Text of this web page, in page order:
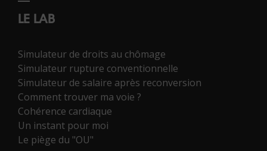
LE LAB
Simulateur de droits au chômage
Simulateur rupture conventionnelle
Simulateur de salaire après reconversion
Comment trouver ma voie ?
Cohérence cardiaque
Un instant pour moi
Le piège du "OU"